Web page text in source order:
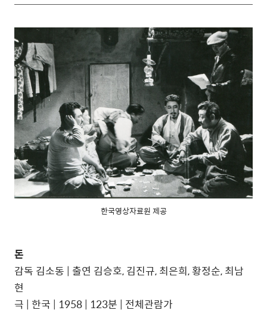
한국영상자료원 제공
돈
감독 김소동 | 출연 김승호, 김진규, 최은희, 황정순, 최남
현
극 | 한국 | 1958 | 123분 | 전체관람가